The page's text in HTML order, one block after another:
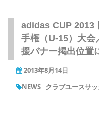
adidas CUP 2013
手権（U-15）
援バナー掲出位置
2013年8月14日
NEWS クラブユースサ